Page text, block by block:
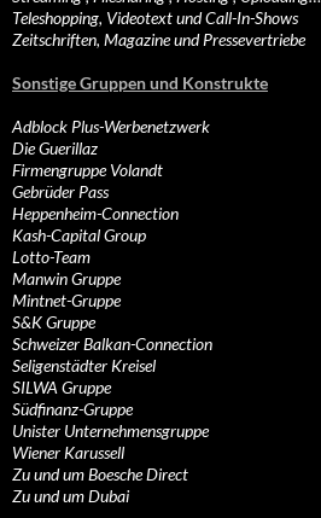
Teleshopping, Videotext und Call-In-Shows
Zeitschriften, Magazine und Pressevertriebe
Sonstige Gruppen und Konstrukte
Adblock Plus-Werbenetzwerk
Die Guerillaz
Firmengruppe Volandt
Gebrüder Pass
Heppenheim-Connection
Kash-Capital Group
Lotto-Team
Manwin Gruppe
Mintnet-Gruppe
S&K Gruppe
Schweizer Balkan-Connection
Seligenstädter Kreisel
SILWA Gruppe
Südfinanz-Gruppe
Unister Unternehmensgruppe
Wiener Karussell
Zu und um Boesche Direct
Zu und um Dubai